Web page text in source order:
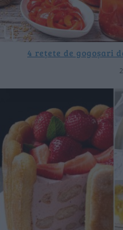
4 rețete de gogoșari